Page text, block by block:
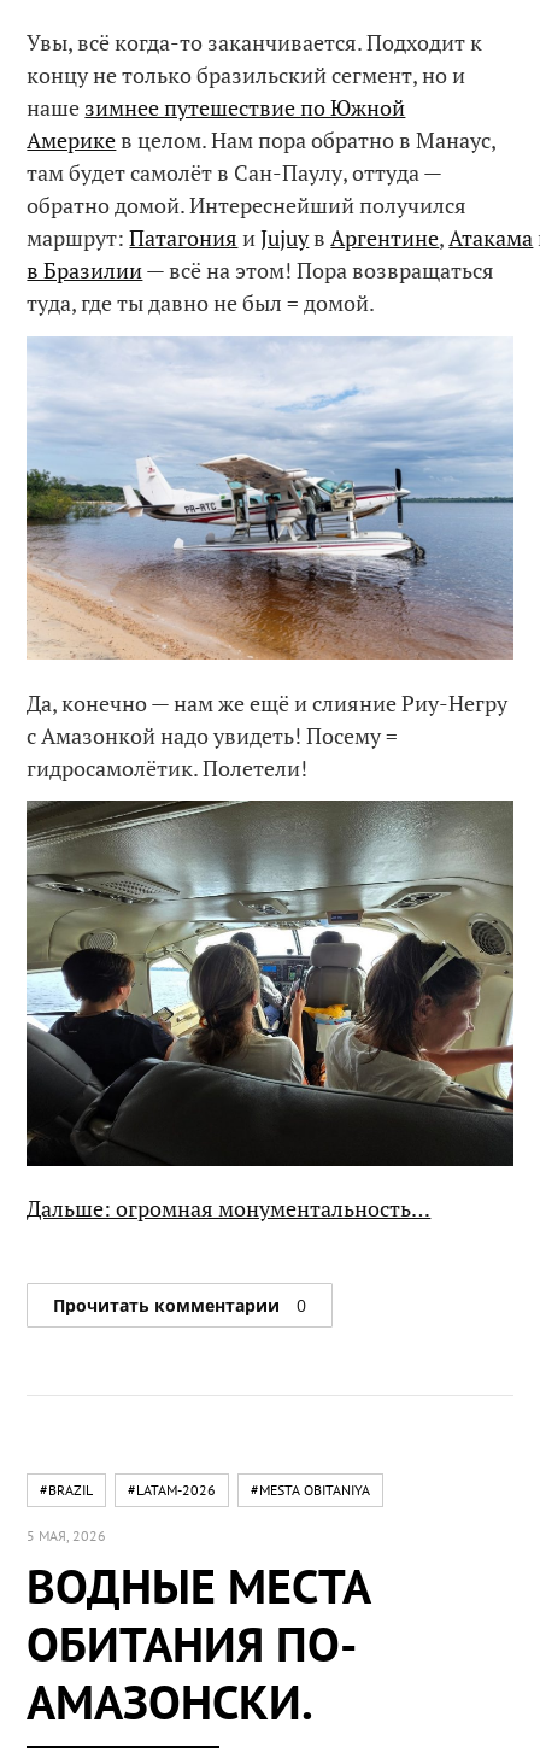
Увы, всё когда-то заканчивается. Подходит к
концу не только бразильский сегмент, но и
наше зимнее путешествие по Южной
Америкев целом. Нам пора обратно в Манаус,
там будет самолёт в Сан-Паулу, оттуда —
обратно домой. Интереснейший получился
маршрут:Патагония иJujuyвАргентине,Атакама
в Бразилии— всё на этом! Пора возвращаться
туда, где ты давно не был = домой.
Да, конечно — нам же ещё и слияние Риу-Негру
с Амазонкой надо увидеть! Посему =
гидросамолётик. Полетели!
Дальше: огромная монументальность…
Прочитать комментарии 0
#BRAZIL #LATAM-2026 #MESTA OBITANIYA
5 МАЯ, 2026
ВОДНЫЕ МЕСТА
ОБИТАНИЯ ПО-
АМАЗОНСКИ.